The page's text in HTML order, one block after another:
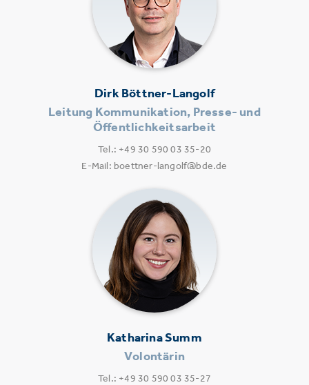
Dirk Böttner-Langolf
Leitung Kommunikation, Presse- und
Öffentlichkeitsarbeit
Tel.: +49 30 590 03 35-20
E-Mail: boettner-langolf@bde.de
Katharina Summ
Volontärin
Tel.: +49 30 590 03 35-27